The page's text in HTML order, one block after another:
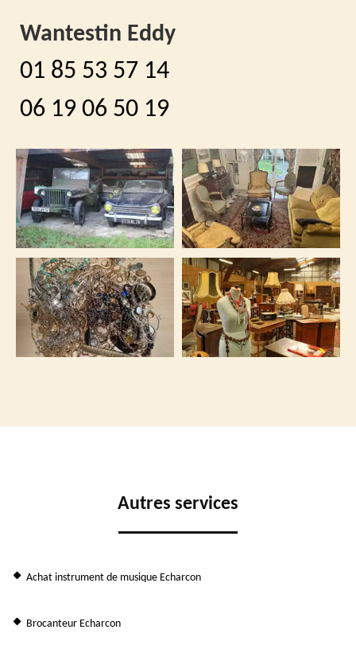
Wantestin Eddy
01 85 53 57 14
06 19 06 50 19
Autres services
Achat instrument de musique Echarcon
Brocanteur Echarcon